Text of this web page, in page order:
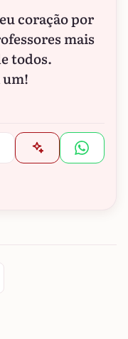
coração por
mais
todos.
um!